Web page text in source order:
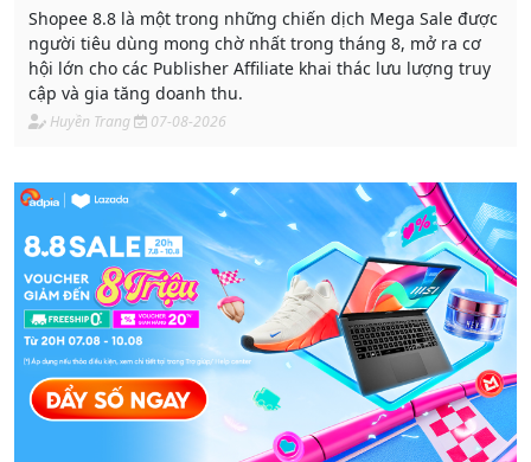
Shopee 8.8 là một trong những chiến dịch Mega Sale được
người tiêu dùng mong chờ nhất trong tháng 8, mở ra cơ
hội lớn cho các Publisher Affiliate khai thác lưu lượng truy
cập và gia tăng doanh thu.
Huyền Trang 07-08-2026